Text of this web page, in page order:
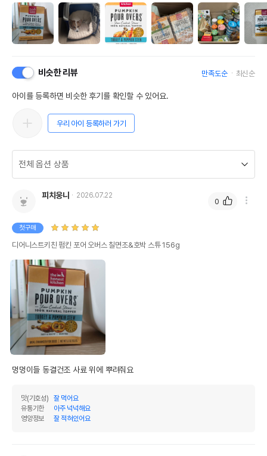
비슷한 리뷰 만족도순 최신순
아이를 등록하면 비슷한 후기를 확인할 수 있어요.
우리 아이 등록하러 가기
피치웅니 2026.07.22
첫구매
디어니스트키친 펌킨 포어 오버스 칠면조&호박 스튜 156g
멍멍이들 동결건조 사료 위에 뿌려줘요
맛(기호성)
잘 먹어요
유통기한
아주 넉넉해요
영양정보
잘 적혀있어요
0